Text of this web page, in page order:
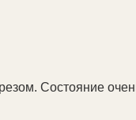
Состояние